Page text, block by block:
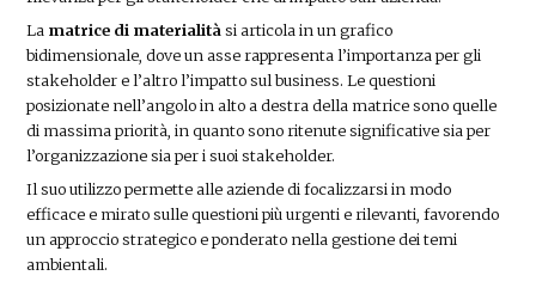
La matrice di materialitàsi articola in un grafico
bidimensionale, dove un asse rappresenta l’importanza per gli
stakeholder e l’altro l’impatto sul business. Le questioni
posizionate nell’angolo in alto a destra della matrice sono quelle
di massima priorità, in quanto sono ritenute significative sia per
l’organizzazione sia per i suoi stakeholder.
Il suo utilizzo permette alle aziende di focalizzarsi in modo
efficace e mirato sulle questioni più urgenti e rilevanti, favorendo
un approccio strategico e ponderato nella gestione dei temi
ambientali.